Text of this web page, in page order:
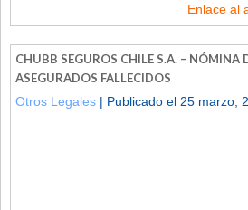
Enlace al
CHUBB SEGUROS CHILE S.A. – NÓMINA
ASEGURADOS FALLECIDOS
Otros Legales | Publicado el 25 marzo,